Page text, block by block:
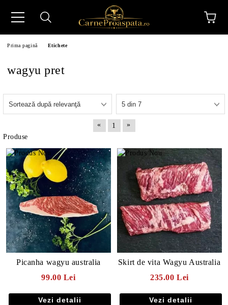
Prima pagină Etichete
wagyu pret
« 1
»
Produse
Picanha wagyu australia
99.00 Lei
Vezi detalii
Skirt de vita Wagyu Australia
235.00 Lei
Vezi detalii